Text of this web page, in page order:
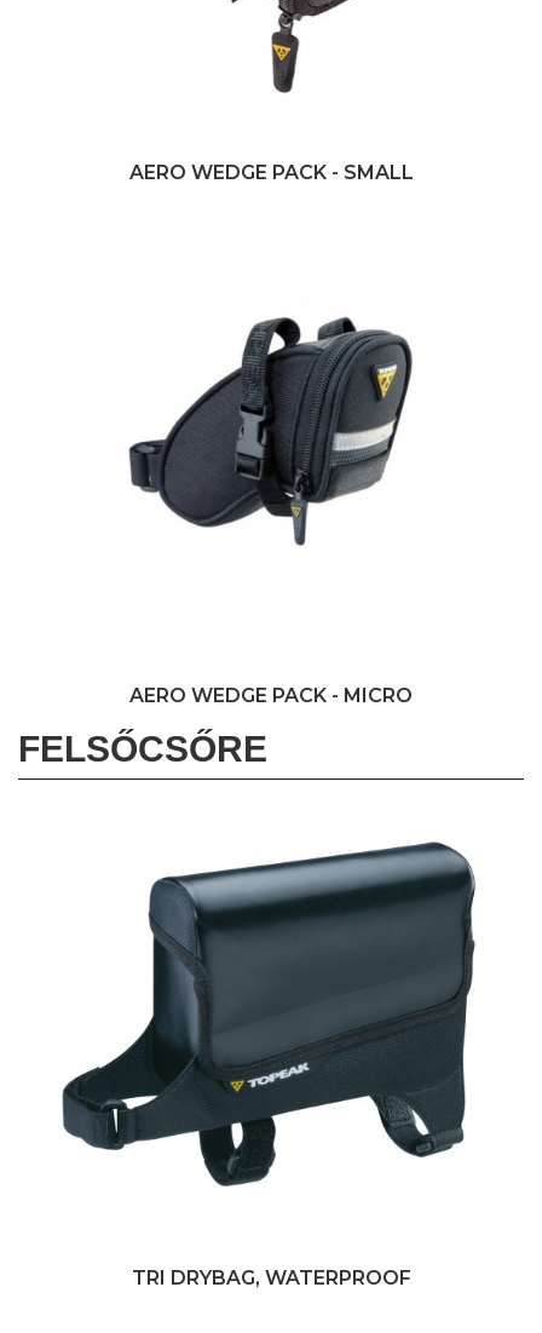
AERO WEDGE PACK - SMALL
AERO WEDGE PACK - MICRO
FELSŐCSŐRE
TRI DRYBAG, WATERPROOF